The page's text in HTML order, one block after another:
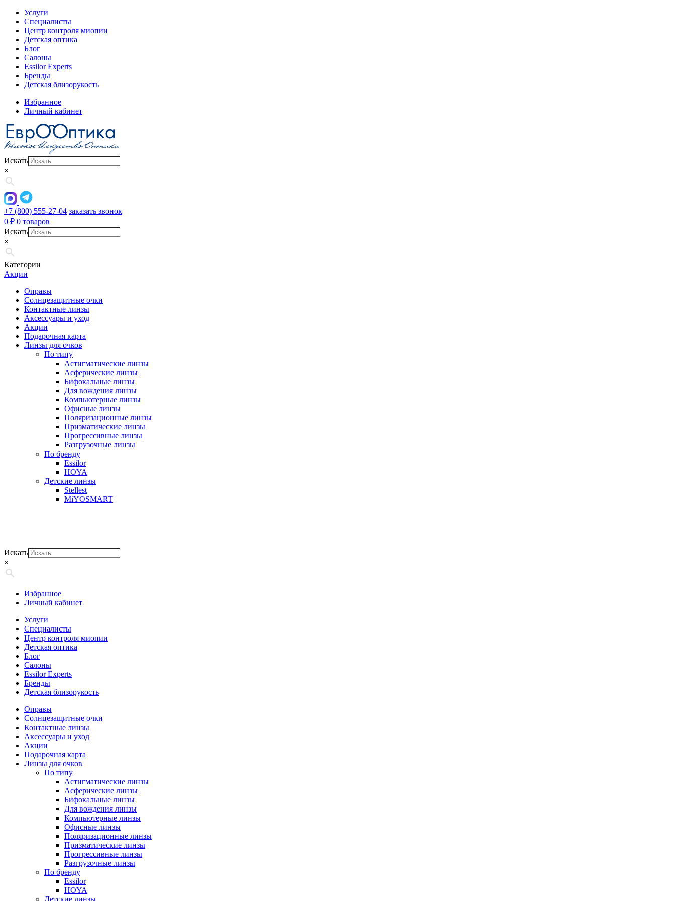
Услуги
Специалисты
Центр контроля миопии
Детская оптика
Блог
Салоны
Essilor Experts
Бренды
Детская близорукость
Избранное
Личный кабинет
Искать
×
+7 (800) 555-27-04 заказать звонок
0 ₽ 0 товаров
Искать
×
Категории
Акции
Оправы
Солнцезащитные очки
Контактные линзы
Аксессуары и уход
Акции
Подарочная карта
Линзы для очков
По типу
Астигматические линзы
Асферические линзы
Бифокальные линзы
Для вождения линзы
Компьютерные линзы
Офисные линзы
Поляризационные линзы
Призматические линзы
Прогрессивные линзы
Разгрузочные линзы
По бренду
Essilor
HOYA
Детские линзы
Stellest
MiYOSMART
Искать
×
Избранное
Личный кабинет
Услуги
Специалисты
Центр контроля миопии
Детская оптика
Блог
Салоны
Essilor Experts
Бренды
Детская близорукость
Оправы
Солнцезащитные очки
Контактные линзы
Аксессуары и уход
Акции
Подарочная карта
Линзы для очков
По типу
Астигматические линзы
Асферические линзы
Бифокальные линзы
Для вождения линзы
Компьютерные линзы
Офисные линзы
Поляризационные линзы
Призматические линзы
Прогрессивные линзы
Разгрузочные линзы
По бренду
Essilor
HOYA
Детские линзы